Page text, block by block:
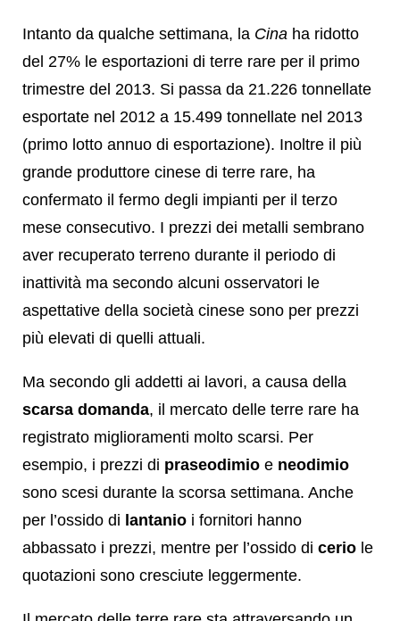
Intanto da qualche settimana, la Cina ha ridotto
del 27% le esportazioni di terre rare per il primo
trimestre del 2013. Si passa da 21.226 tonnellate
esportate nel 2012 a 15.499 tonnellate nel 2013
(primo lotto annuo di esportazione). Inoltre il più
grande produttore cinese di terre rare, ha
confermato il fermo degli impianti per il terzo
mese consecutivo. I prezzi dei metalli sembrano
aver recuperato terreno durante il periodo di
inattività ma secondo alcuni osservatori le
aspettative della società cinese sono per prezzi
più elevati di quelli attuali.
Ma secondo gli addetti ai lavori, a causa della
scarsa domanda, il mercato delle terre rare ha
registrato miglioramenti molto scarsi. Per
esempio, i prezzi di praseodimio e neodimio
sono scesi durante la scorsa settimana. Anche
per l’ossido di lantanio i fornitori hanno
abbassato i prezzi, mentre per l’ossido di cerio le
quotazioni sono cresciute leggermente.